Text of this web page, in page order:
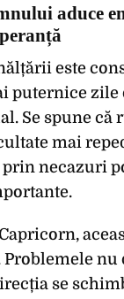
aduce
este
puternice zile
Se spune că
mai
prin necazuri
Problemele nu
se